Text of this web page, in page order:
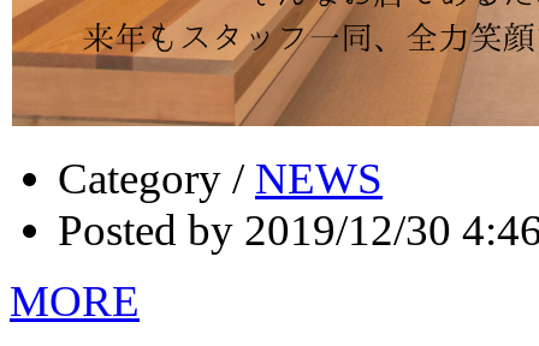
Category / NEWS
Posted by 2019/12/30
MORE